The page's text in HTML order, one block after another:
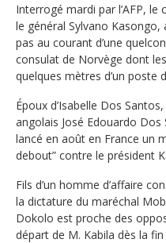
Interrogé mardi par l’AFP, le
le général Sylvano Kasongo,
pas au courant d’une
consulat de Norvège dont
quelques mètres d’un poste
Époux d’Isabelle Dos
angolais José Edouardo
lancé en août en France un
debout” contre le président
Fils d’un homme d’affaire
la dictature du maréchal
Dokolo est proche des
départ de M. Kabila dès la